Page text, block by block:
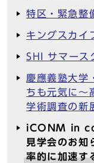
特区・緊急整
キングスカイ
SHI サマー
慶應義塾大
ちも元気に～
学術調査の新
iCONM in
見学会のお知
率的に加速